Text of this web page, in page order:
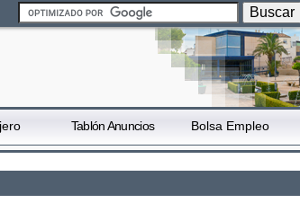
Tablón Anuncios Bolsa Empleo